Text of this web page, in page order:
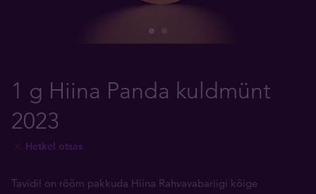
1 g Hiina Panda kuldmünt
2023
Hetkel otsas
Tavidil on rõõm pakkuda Hiina Rahvavabariigi kõige